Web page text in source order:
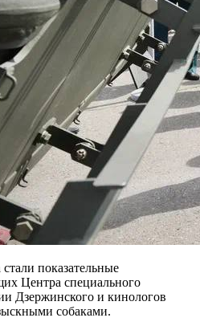
показательные
Центра специального
Дзержинского и кинологов
собаками.